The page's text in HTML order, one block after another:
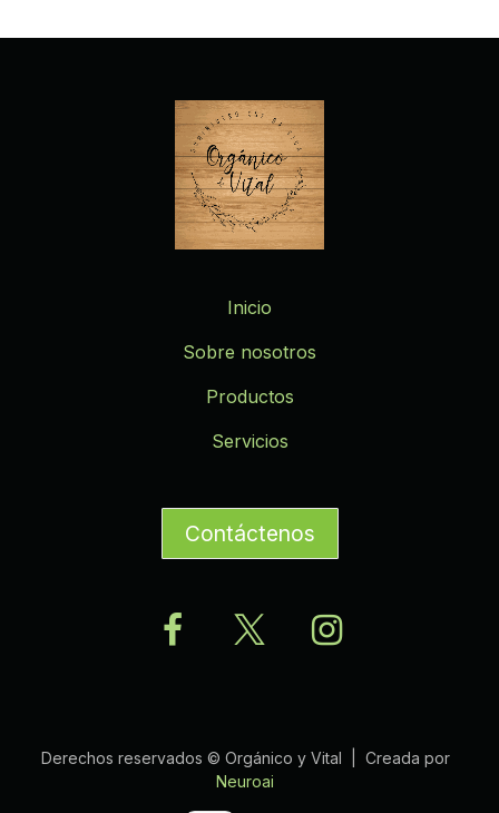
Inicio
Sobre nosotros
Productos
Servicios
Contáctenos
Derechos reservados © Orgánico y Vital | Creada por
Neuroai